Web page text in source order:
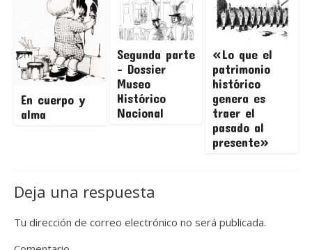
En cuerpo y
alma
Segunda parte
– Dossier
Museo
Histórico
Nacional
«Lo que el
patrimonio
histórico
genera es
traer el
pasado al
presente»
Deja una respuesta
Tu dirección de correo electrónico no será publicada.